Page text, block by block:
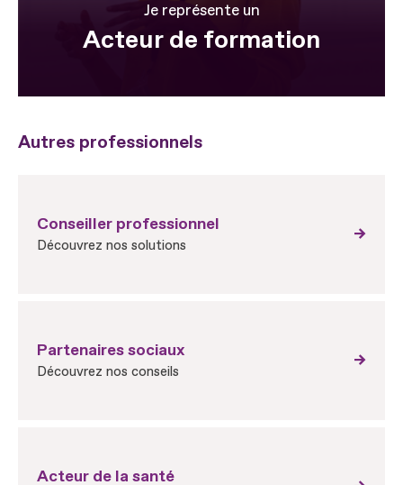
Je représente un
Acteur de formation
Autres professionnels
Conseiller professionnel
Découvrez nos solutions
Partenaires sociaux
Découvrez nos conseils
Acteur de la santé